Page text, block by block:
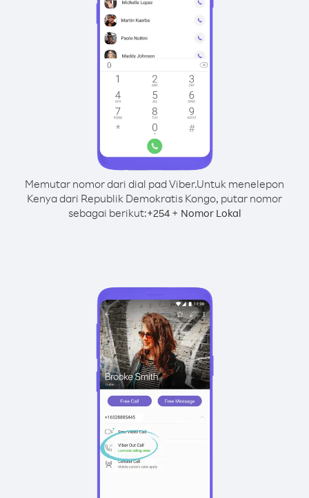
Memutar nomor dari dial pad Viber.Untuk menelepon
Kenya dari Republik Demokratis Kongo, putar nomor
sebagai berikut:+254+ Nomor Lokal